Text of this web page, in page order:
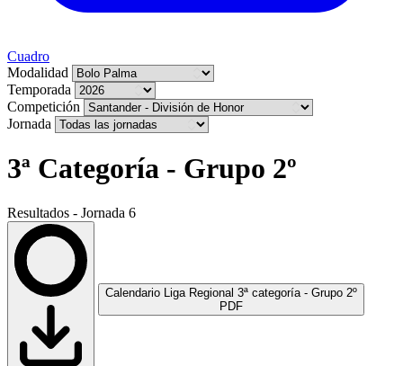
Cuadro
Modalidad
Temporada
Competición
Jornada
3ª Categoría - Grupo 2º
Resultados - Jornada 6
Calendario Liga Regional 3ª categoría - Grupo 2º
PDF